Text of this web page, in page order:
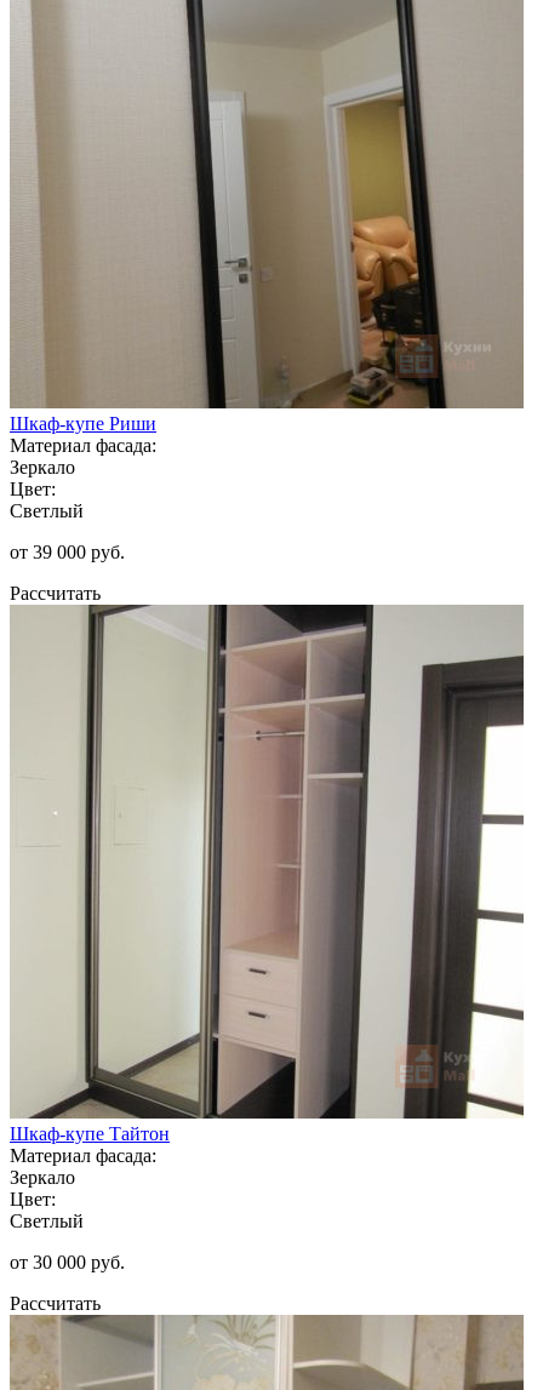
Шкаф-купе Риши
Материал фасада:
Зеркало
Цвет:
Светлый
от 39 000 руб.
Рассчитать
Шкаф-купе Тайтон
Материал фасада:
Зеркало
Цвет:
Светлый
от 30 000 руб.
Рассчитать